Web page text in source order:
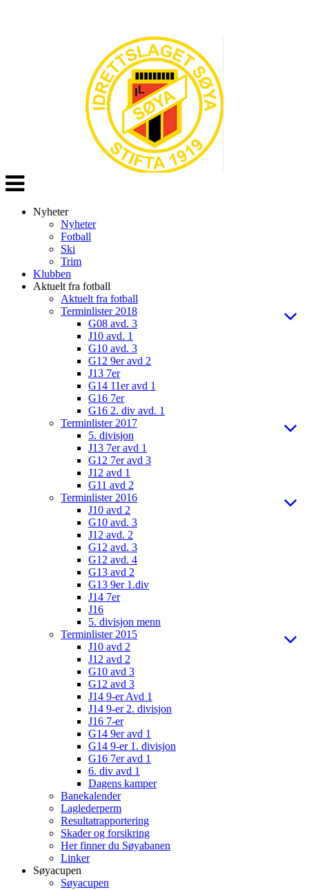
Veksle
navigasjon
Nyheter
Nyheter
Fotball
Ski
Trim
Klubben
Aktuelt fra fotball
Aktuelt fra fotball
Terminlister 2018
G08 avd. 3
J10 avd. 1
G10 avd. 3
G12 9er avd 2
J13 7er
G14 11er avd 1
G16 7er
G16 2. div avd. 1
Terminlister 2017
5. divisjon
J13 7er avd 1
G12 7er avd 3
J12 avd 1
G11 avd 2
Terminlister 2016
J10 avd 2
G10 avd. 3
J12 avd. 2
G12 avd. 3
G12 avd. 4
G13 avd 2
G13 9er 1.div
J14 7er
J16
5. divisjon menn
Terminlister 2015
J10 avd 2
J12 avd 2
G10 avd 3
G12 avd 3
J14 9-er Avd 1
J14 9-er 2. divisjon
J16 7-er
G14 9er avd 1
G14 9-er 1. divisjon
G16 7er avd 1
6. div avd 1
Dagens kamper
Banekalender
Laglederperm
Resultatrapportering
Skader og forsikring
Her finner du Søyabanen
Linker
Søyacupen
Søyacupen